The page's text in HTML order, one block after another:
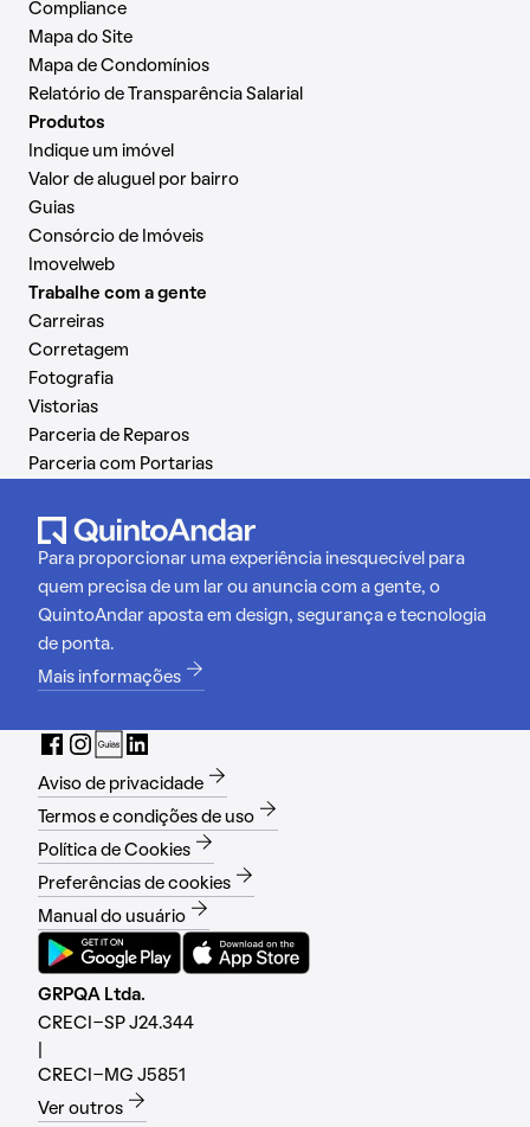
Compliance
Mapa do Site
Mapa de Condomínios
Relatório de Transparência Salarial
Produtos
Indique um imóvel
Valor de aluguel por bairro
Guias
Consórcio de Imóveis
Imovelweb
Trabalhe com a gente
Carreiras
Corretagem
Fotografia
Vistorias
Parceria de Reparos
Parceria com Portarias
Para proporcionar uma experiência inesquecível para
quem precisa de um lar ou anuncia com a gente, o
QuintoAndar aposta em design, segurança e tecnologia
de ponta.
Mais informações
Aviso de privacidade
Termos e condições de uso
Política de Cookies
Preferências de cookies
Manual do usuário
GRPQA Ltda.
CRECI-SP J24.344
CRECI-MG J5851
Ver outros